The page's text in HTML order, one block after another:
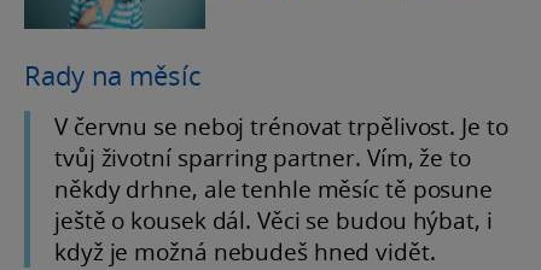
Rady na měsíc
V červnu se neboj trénovat trpělivost. Je to
tvůj životní sparring partner. Vím, že to
někdy drhne, ale tenhle měsíc tě posune
ještě o kousek dál. Věci se budou hýbat, i
když je možná nebudeš hned vidět.